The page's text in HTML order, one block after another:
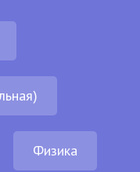
Физика